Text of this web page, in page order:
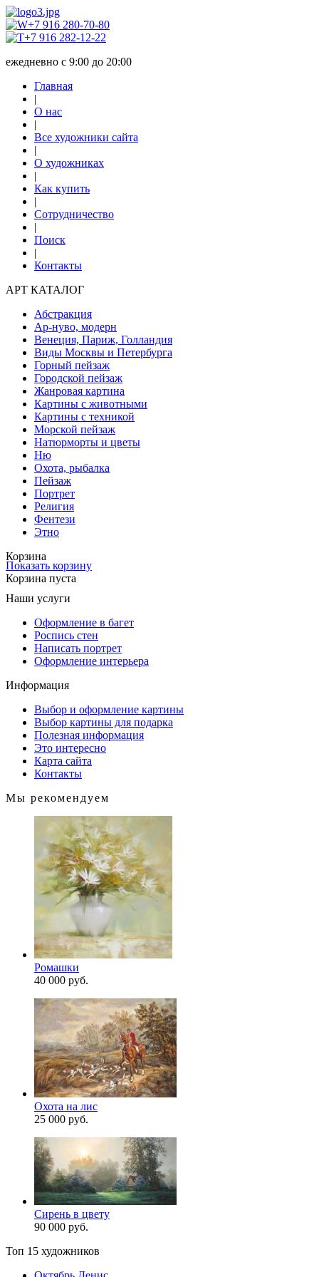
+7 916 280-70-80
+7 916 282-12-22
ежедневно с 9:00 до 20:00
Главная
|
О нас
|
Все художники сайта
|
О художниках
|
Как купить
|
Сотрудничество
|
Поиск
|
Контакты
АРТ КАТАЛОГ
Абстракция
Ар-нуво, модерн
Венеция, Париж, Голландия
Виды Москвы и Петербурга
Горный пейзаж
Городской пейзаж
Жанровая картина
Картины с животными
Картины с техникой
Морской пейзаж
Натюрморты и цветы
Ню
Охота, рыбалка
Пейзаж
Портрет
Религия
Фентези
Этно
Корзина
Показать корзину
Корзина пуста
Наши услуги
Оформление в багет
Роспись стен
Написать портрет
Оформление интерьера
Информация
Выбор и оформление картины
Выбор картины для подарка
Полезная информация
Это интересно
Карта сайта
Контакты
Мы рекомендуем
Ромашки
40 000 руб.
Охота на лис
25 000 руб.
Сирень в цвету
90 000 руб.
Топ 15 художников